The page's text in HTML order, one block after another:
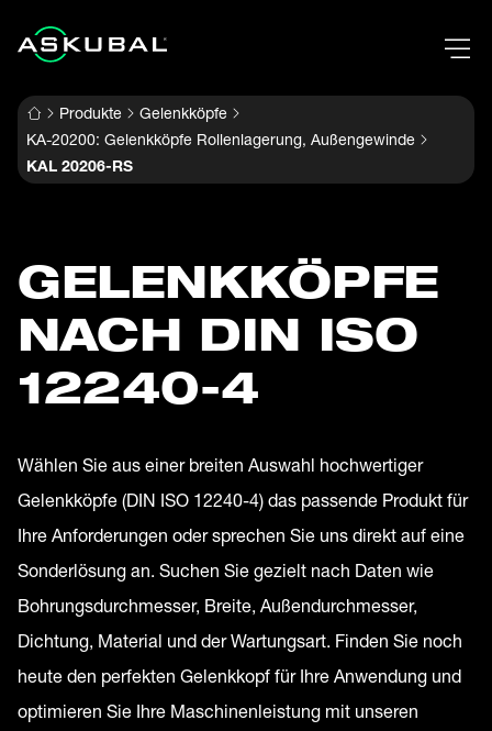
Produkte
Gelenkköpfe
KA-20200: Gelenkköpfe Rollenlagerung, Außengewinde
KAL 20206-RS
GELENK­KÖPFE
NACH DIN ISO
12240-4
Wählen Sie aus einer breiten Auswahl hochwertiger
Gelenkköpfe (DIN ISO 12240-4) das passende Produkt für
Ihre Anforderungen oder sprechen Sie uns direkt auf eine
Sonderlösung an. Suchen Sie gezielt nach Daten wie
Bohrungsdurchmesser, Breite, Außendurchmesser,
Dichtung, Material und der Wartungsart. Finden Sie noch
heute den perfekten Gelenkkopf für Ihre Anwendung und
optimieren Sie Ihre Maschinenleistung mit unseren